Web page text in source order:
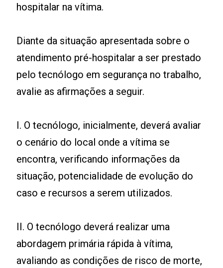
hospitalar na vítima.
Diante da situação apresentada sobre o
atendimento pré-hospitalar a ser prestado
pelo tecnólogo em segurança no trabalho,
avalie as afirmações a seguir.
I. O tecnólogo, inicialmente, deverá avaliar
o cenário do local onde a vítima se
encontra, verificando informações da
situação, potencialidade de evolução do
caso e recursos a serem utilizados.
II. O tecnólogo deverá realizar uma
abordagem primária rápida à vítima,
avaliando as condições de risco de morte,